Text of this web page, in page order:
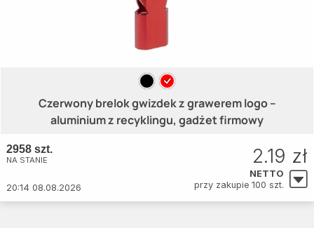
Czerwony brelok gwizdek z grawerem logo –
aluminium z recyklingu, gadżet firmowy
2958 szt.
NA STANIE
20:14 08.08.2026
2.19 zł
NETTO
przy zakupie 100 szt.